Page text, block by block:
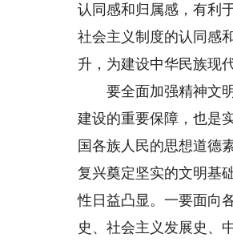
认同感和归属感，有利
社会主义制度的认同感
升，为建设中华民族现
要全面加强精神文明
建设的重要保障，也是
国各族人民的思想道德
复兴奠定坚实的文明基
性日益凸显。一要面向
史、社会主义发展史、